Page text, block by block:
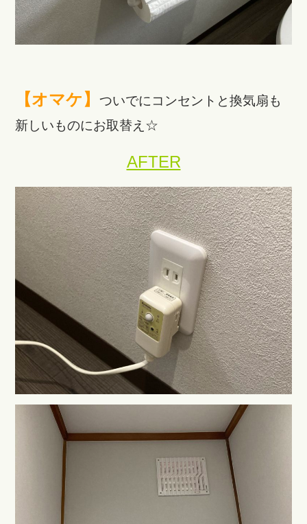
【オマケ】
ついでにコンセントと換気扇も
新しいものにお取替え☆
AFTER